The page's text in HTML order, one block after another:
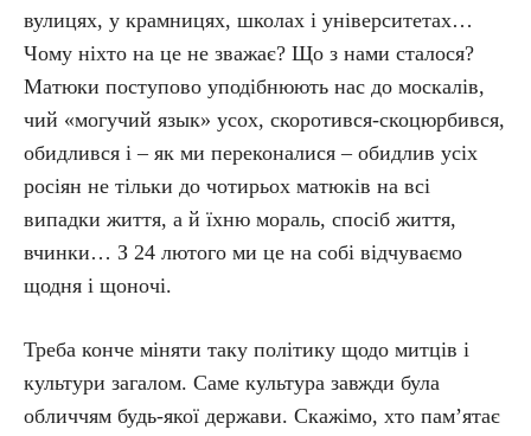
вулицях, у крамницях, школах і університетах…
Чому ніхто на це не зважає? Що з нами сталося?
Матюки поступово уподібнюють нас до москалів,
чий «могучий язык» усох, скоротився-скоцюрбився,
обидлився і – як ми переконалися – обидлив усіх
росіян не тільки до чотирьох матюків на всі
випадки життя, а й їхню мораль, спосіб життя,
вчинки… З 24 лютого ми це на собі відчуваємо
щодня і щоночі.
Треба конче міняти таку політику щодо митців і
культури загалом. Саме культура завжди була
обличчям будь-якої держави. Скажімо, хто пам’ятає